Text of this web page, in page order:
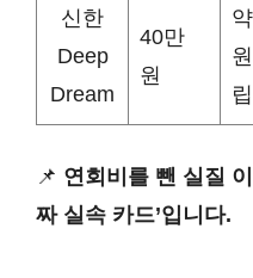
신한
Deep
Dream
40만
원
립
📌 연회비를 뺀 실질
짜 실속 카드’입니다.